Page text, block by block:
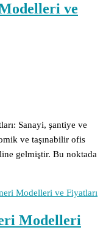
ve
Sanayi, şantiye ve
ve taşınabilir ofis
gelmiştir. Bu noktada
Modelleri ve Fiyatları
Modelleri